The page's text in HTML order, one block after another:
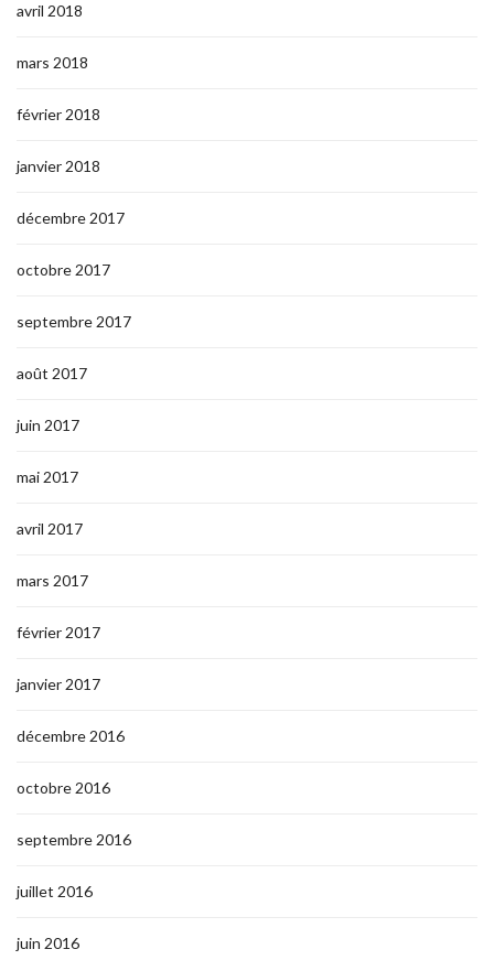
avril 2018
mars 2018
février 2018
janvier 2018
décembre 2017
octobre 2017
septembre 2017
août 2017
juin 2017
mai 2017
avril 2017
mars 2017
février 2017
janvier 2017
décembre 2016
octobre 2016
septembre 2016
juillet 2016
juin 2016